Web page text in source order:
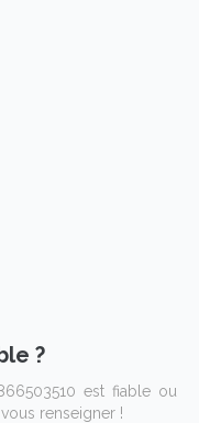
?
est fiable ou
renseigner !